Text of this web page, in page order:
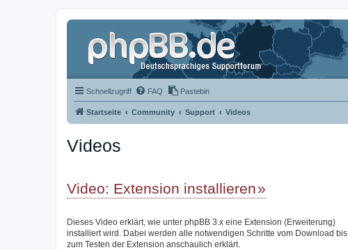
Schnellzugriff FAQ Pastebin
Startseite Community Support Videos
Videos
Video: Extension installieren
Dieses Video erklärt, wie unter phpBB 3.x eine Extension (Erweiterung)
installiert wird. Dabei werden alle notwendigen Schritte vom Download bis
zum Testen der Extension anschaulich erklärt.